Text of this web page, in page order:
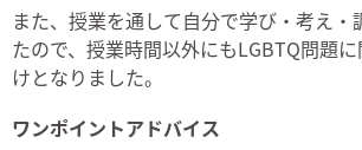
また、授業を通して自分で学び・考え・
たので、授業時間以外にもLGBTQ問題
けとなりました。
ワンポイントアドバイス